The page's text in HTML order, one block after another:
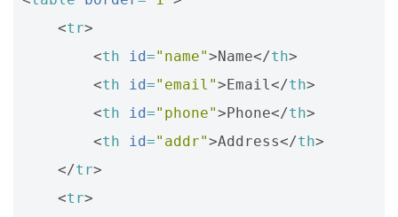
<tr>
<th id="name">Name</th>
<th id="email">Email</th>
<th id="phone">Phone</th>
<th id="addr">Address</th>
</tr>
<tr>